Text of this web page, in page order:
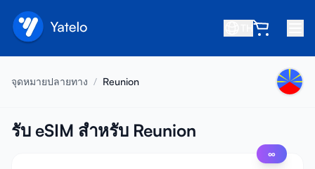
เกี่ยวกับเรา
จุดหมายปลายทาง / Reunion
รับ eSIM สำหรับ Reunion
∞